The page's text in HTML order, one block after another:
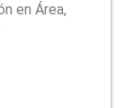
en Área,